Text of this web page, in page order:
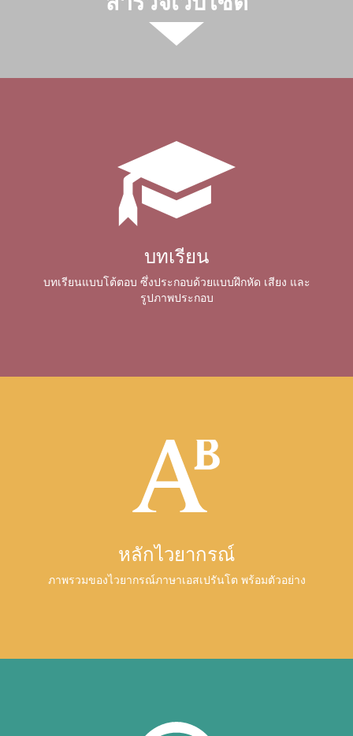
บทเรียน
บทเรียนแบบโต้ตอบ ซึ่งประกอบด้วยแบบฝึกหัด เสียง และ
รูปภาพประกอบ
หลักไวยากรณ์
ภาพรวมของไวยากรณ์ภาษาเอสเปรันโต พร้อมตัวอย่าง